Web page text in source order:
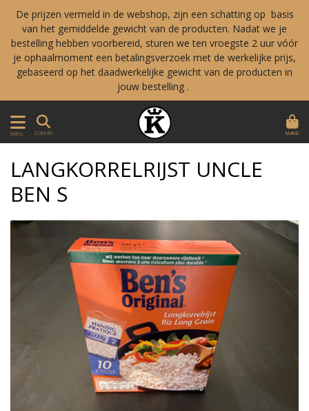
De prijzen vermeld in de webshop, zijn een schatting op basis
van het gemiddelde gewicht van de producten. Nadat we je
bestelling hebben voorbereid, sturen we ten vroegste 2 uur vóór
je ophaalmoment een betalingsverzoek met de werkelijke prijs,
gebaseerd op het daadwerkelijke gewicht van de producten in
jouw bestelling .
MENU ZOEKEN MAND
LANGKORRELRIJST UNCLE
BEN S